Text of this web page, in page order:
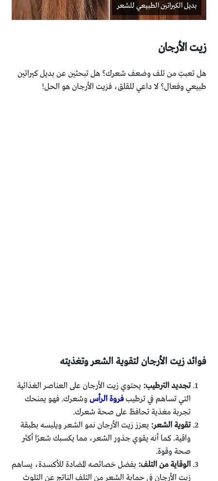
بديل الكيراتين الطبيعي للشعر
زيت الأرجان
هل تعبتِ من تلف وضعف شعرك؟ هل تبحثين عن بديل كيراتين
طبيعي وفعال؟ لا داعي للقلق، فزيت الأرجان هو الحل!
فوائد زيت الأرجان لتقوية الشعر وتغذيته
تجديد الترطيب: يحتوي زيت الأرجان على العناصر الغذائية
التي تساهم في ترطيبفروة الرأس وشعرك. فهو يمنحك
تجربة مغذية تحافظ على صحة شعرك.
تقوية الشعر: يعزز زيت الأرجان نمو الشعر ويلبسه بطبقة
واقية. كما أنه يقوي جذور الشعر، مما يكسبك شعرًا أكثر
صحة وقوة.
الوقاية من التلف: بفضل خصائصه المضادة للأكسدة، يساهم
زيت الأرجان في حماية الشعر من التلف الناتج عن التلوث